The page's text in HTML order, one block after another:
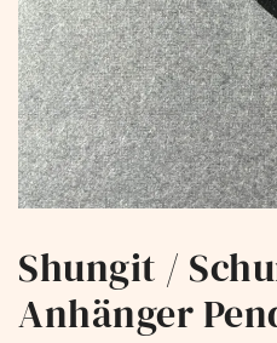
Shungit /
Anhänger